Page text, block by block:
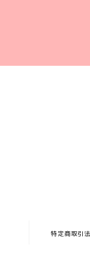
特定商取引